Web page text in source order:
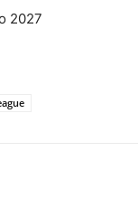
2027